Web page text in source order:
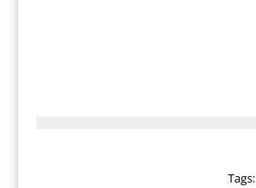
Tags: